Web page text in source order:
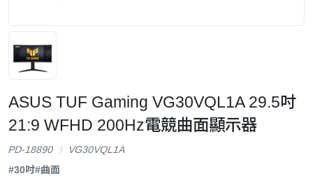
ASUS TUF Gaming VG30VQL1A 29.5吋
21:9 WFHD 200Hz電競曲面顯示器
PD-18890
VG30VQL1A
#30吋#曲面